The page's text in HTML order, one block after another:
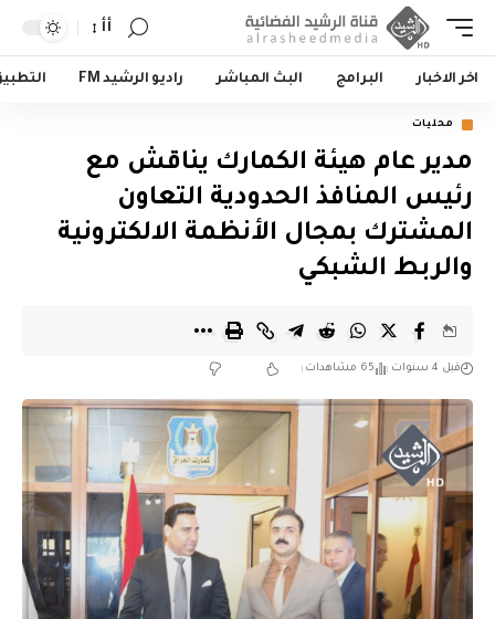
أأ
اخر الاخبار البرامج البث المباشر راديو الرشيد FM
محليات
مدير عام هيئة الكمارك يناقش مع
رئيس المنافذ الحدودية التعاون
المشترك بمجال الأنظمة الالكترونية
والربط الشبكي
قبل 4 سنوات 65 مشاهدات